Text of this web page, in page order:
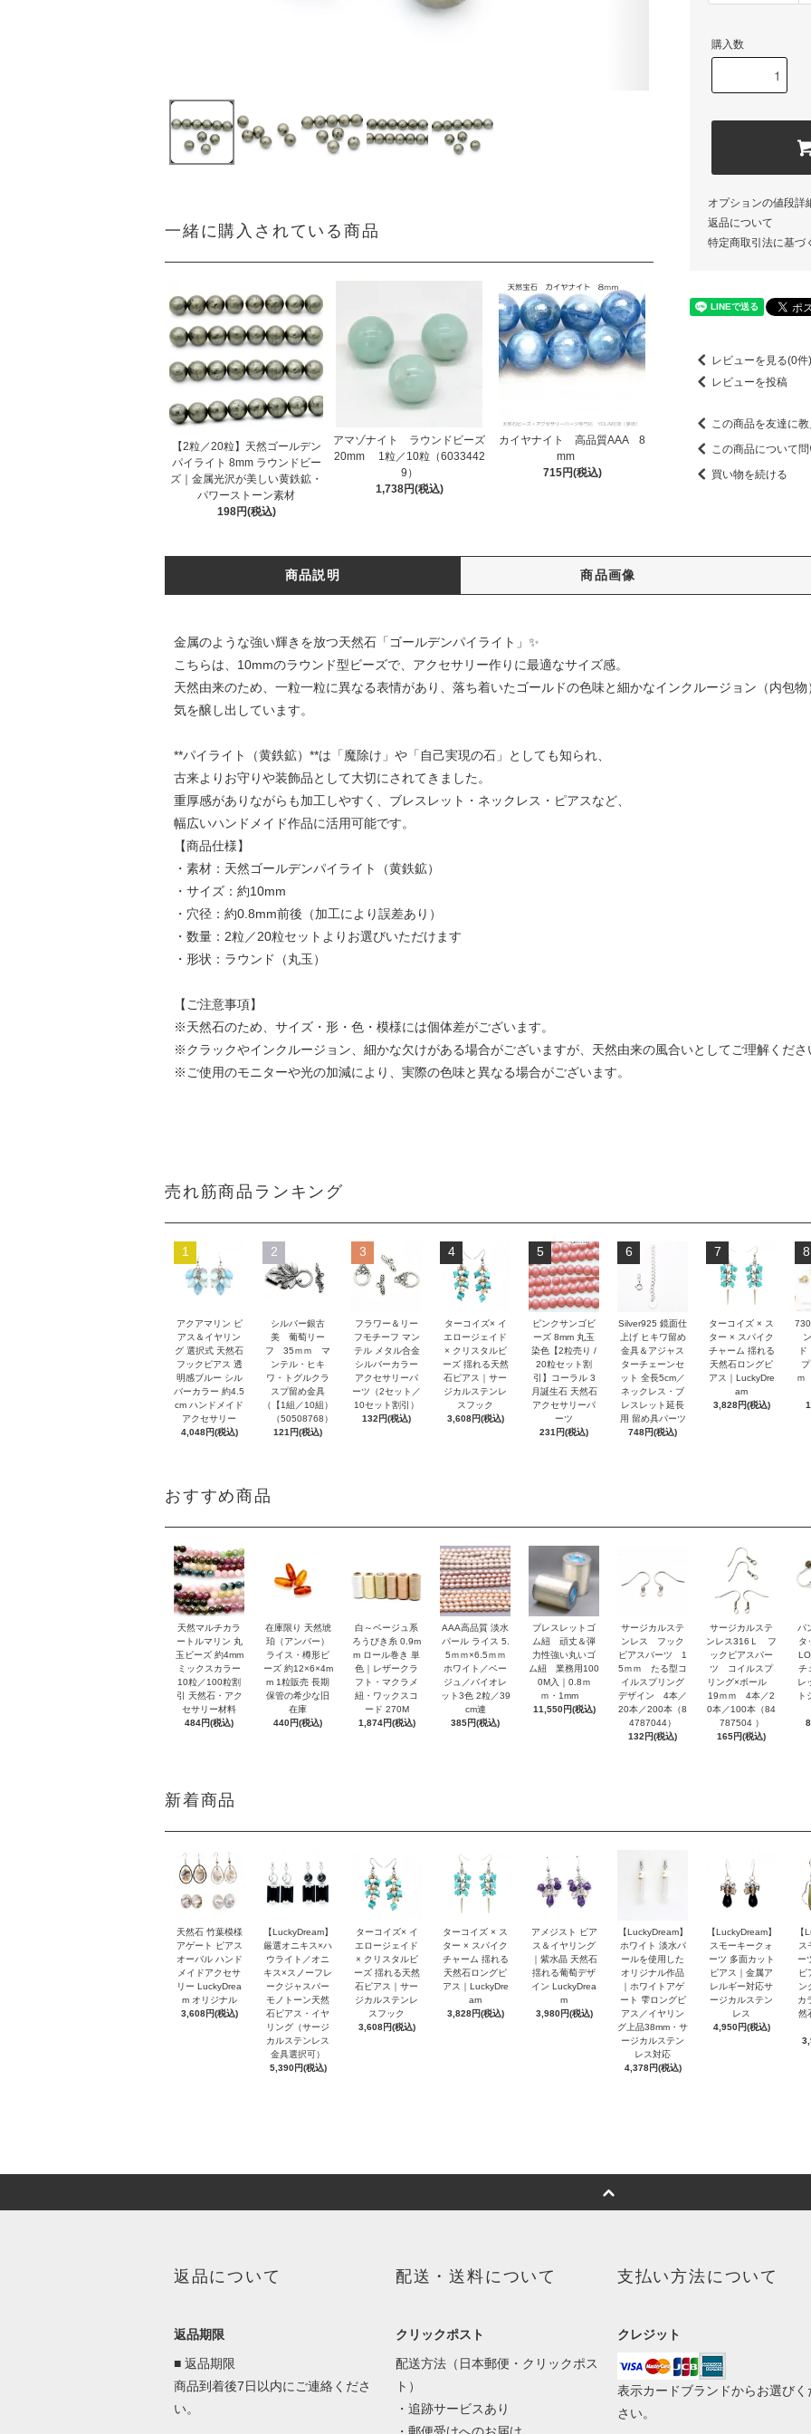
一緒に購入されている商品
【2粒／20粒】天然ゴールデン
パイライト 8mm ラウンドビー
ズ｜金属光沢が美しい黄鉄鉱・
パワーストーン素材
198円(税込)
アマゾナイト ラウンドビーズ
20mm 1粒／10粒（6033442
9）
1,738円(税込)
カイヤナイト 高品質AAA 8
mm
715円(税込)
購入数
オプションの値段詳
返品について
特定商取引法に基づ
レビューを見る(0件)
レビューを投稿
この商品を友達に
この商品について
買い物を続ける
商品説明 商品画像
金属のような強い輝きを放つ天然石「ゴールデンパイライト」✨
こちらは、10mmのラウンド型ビーズで、アクセサリー作りに最適なサイズ感。
天然由来のため、一粒一粒に異なる表情があり、落ち着いたゴールドの色味と細かなインクルージョン（内包
気を醸し出しています。
**パイライト（黄鉄鉱）**は「魔除け」や「自己実現の石」としても知られ、
古来よりお守りや装飾品として大切にされてきました。
重厚感がありながらも加工しやすく、ブレスレット・ネックレス・ピアスなど、
幅広いハンドメイド作品に活用可能です。
【商品仕様】
・素材：天然ゴールデンパイライト（黄鉄鉱）
・サイズ：約10mm
・穴径：約0.8mm前後（加工により誤差あり）
・数量：2粒／20粒セットよりお選びいただけます
・形状：ラウンド（丸玉）
【ご注意事項】
※天然石のため、サイズ・形・色・模様には個体差がございます。
※クラックやインクルージョン、細かな欠けがある場合がございますが、天然由来の風合いとしてご理解くださ
※ご使用のモニターや光の加減により、実際の色味と異なる場合がございます。
売れ筋商品ランキング
1
アクアマリン ピ
アス＆イヤリン
グ 選択式 天然石
フックピアス 透
明感ブルー シル
バーカラー 約4.5
cm ハンドメイド
アクセサリー
4,048円(税込)
2
シルバー銀古
美 葡萄リー
フ 35ｍｍ マ
ンテル・ヒキ
ワ・トグルクラ
スプ留め金具
（【1組／10組）
（50508768）
121円(税込)
3
フラワー＆リー
フモチーフ マン
テル メタル合金
シルバーカラー
アクセサリーパ
ーツ（2セット／
10セット割引）
132円(税込)
4
ターコイズ× イ
エロージェイド
× クリスタルビ
ーズ 揺れる天然
石ピアス｜サー
ジカルステンレ
スフック
3,608円(税込)
5
ピンクサンゴビ
ーズ 8mm 丸玉
染色【2粒売り /
20粒セット割
引】コーラル 3
月誕生石 天然石
アクセサリーパ
ーツ
231円(税込)
6
Silver925 鏡面仕
上げ ヒキワ留め
金具＆アジャス
ターチェーンセ
ット 全長5cm／
ネックレス・ブ
レスレット延長
用 留め具パーツ
748円(税込)
7
ターコイズ × ス
ター × スパイク
チャーム 揺れる
天然石ロングピ
アス｜LuckyDre
am
3,828円(税込)
8
ｍ
おすすめ商品
天然マルチカラ
ートルマリン 丸
玉ビーズ 約4mm
ミックスカラー
10粒／100粒割
引 天然石・アク
セサリー材料
484円(税込)
在庫限り 天然琥
珀（アンバー）
ライス・樽形ビ
ーズ 約12×6×4m
m 1粒販売 長期
保管の希少な旧
在庫
440円(税込)
白～ベージュ系
ろうびき糸 0.9m
m ロール巻き 単
色｜レザークラ
フト・マクラメ
紐・ワックスコ
ード 270M
1,874円(税込)
AAA高品質 淡水
パール ライス 5.
5ｍｍ×6.5ｍｍ
ホワイト／ベー
ジュ／バイオレ
ット3色 2粒／39
cm連
385円(税込)
ブレスレットゴ
ム紐 頑丈＆弾
力性強い丸いゴ
ム紐 業務用100
0M入｜0.8ｍ
ｍ・1mm
11,550円(税込)
サージカルステ
ンレス フック
ピアスパーツ 1
5ｍｍ たる型コ
イルスプリング
デザイン 4本／
20本／200本（8
4787044）
132円(税込)
サージカルステ
ンレス316Ｌ フ
ックピアスパー
ツ コイルスプ
リング×ボール
19ｍｍ 4本／2
0本／100本（84
787504 ）
165円(税込)
パ
タ
チ
レ
ト
新着商品
天然石 竹葉模様
アゲート ピアス
オーバル ハンド
メイドアクセサ
リー LuckyDrea
m オリジナル
3,608円(税込)
【LuckyDream】
厳選オニキス×ハ
ウライト／オニ
キス×スノーフレ
ークジャスパー
モノトーン天然
石ピアス・イヤ
リング（サージ
カルステンレス
金具選択可）
5,390円(税込)
ターコイズ× イ
エロージェイド
× クリスタルビ
ーズ 揺れる天然
石ピアス｜サー
ジカルステンレ
スフック
3,608円(税込)
ターコイズ × ス
ター × スパイク
チャーム 揺れる
天然石ロングピ
アス｜LuckyDre
am
3,828円(税込)
アメジスト ピア
ス＆イヤリング
｜紫水晶 天然石
揺れる葡萄デザ
イン LuckyDrea
m
3,980円(税込)
【LuckyDream】
ホワイト 淡水パ
ールを使用した
オリジナル作品
｜ホワイトアゲ
ート 雫ロングピ
アス／イヤリン
グ上品38mm・サ
ージカルステン
レス対応
4,378円(税込)
【LuckyDream】
スモーキークォ
ーツ 多面カット
ピアス｜金属ア
レルギー対応サ
ージカルステン
レス
4,950円(税込)
【
ス
ー
ピ
ン
カ
然
返品について
返品期限
■ 返品期限
商品到着後7日以内にご連絡くださ
い。
配送・送料について
クリックポスト
配送方法（日本郵便・クリックポス
ト）
・追跡サービスあり
・郵便受けへのお届け
支払い方法について
クレジット
表示カードブランドからお選びく
さい。